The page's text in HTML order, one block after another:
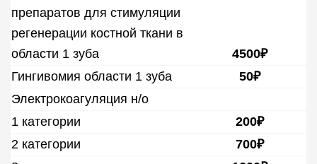
препаратов для стимуляции
регенерации костной ткани в
области 1 зуба
4500₽
Гингивомия области 1 зуба
50₽
Электрокоагуляция н/о
1 категории
200₽
2 категории
700₽